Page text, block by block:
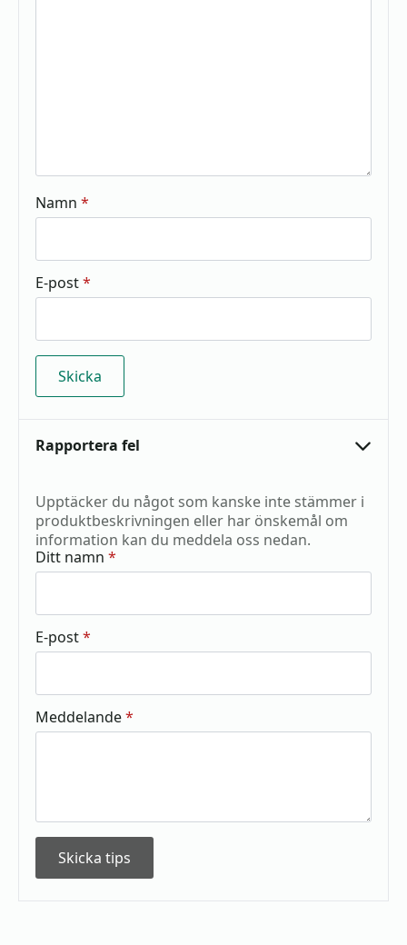
Namn *
E-post*
Rapportera fel
Upptäcker du något som kanske inte stämmer i
produktbeskrivningen eller har önskemål om
information kan du meddela oss nedan.
Ditt namn *
E-post*
Meddelande*
Skicka tips